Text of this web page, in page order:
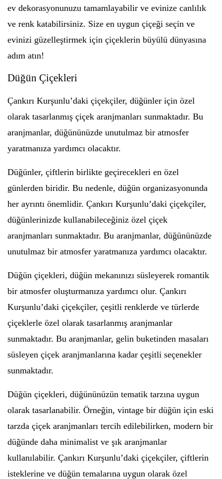
ev dekorasyonunuzu tamamlayabilir ve evinize canlılık
ve renk katabilirsiniz. Size en uygun çiçeği seçin ve
evinizi güzelleştirmek için çiçeklerin büyülü dünyasına
adım atın!
Düğün Çiçekleri
Çankırı Kurşunlu’daki çiçekçiler, düğünler için özel
olarak tasarlanmış çiçek aranjmanları sunmaktadır. Bu
aranjmanlar, düğününüzde unutulmaz bir atmosfer
yaratmanıza yardımcı olacaktır.
Düğünler, çiftlerin birlikte geçirecekleri en özel
günlerden biridir. Bu nedenle, düğün organizasyonunda
her ayrıntı önemlidir. Çankırı Kurşunlu’daki çiçekçiler,
düğünlerinizde kullanabileceğiniz özel çiçek
aranjmanları sunmaktadır. Bu aranjmanlar, düğününüzde
unutulmaz bir atmosfer yaratmanıza yardımcı olacaktır.
Düğün çiçekleri, düğün mekanınızı süsleyerek romantik
bir atmosfer oluşturmanıza yardımcı olur. Çankırı
Kurşunlu’daki çiçekçiler, çeşitli renklerde ve türlerde
çiçeklerle özel olarak tasarlanmış aranjmanlar
sunmaktadır. Bu aranjmanlar, gelin buketinden masaları
süsleyen çiçek aranjmanlarına kadar çeşitli seçenekler
sunmaktadır.
Düğün çiçekleri, düğününüzün tematik tarzına uygun
olarak tasarlanabilir. Örneğin, vintage bir düğün için eski
tarzda çiçek aranjmanları tercih edilebilirken, modern bir
düğünde daha minimalist ve şık aranjmanlar
kullanılabilir. Çankırı Kurşunlu’daki çiçekçiler, çiftlerin
isteklerine ve düğün temalarına uygun olarak özel